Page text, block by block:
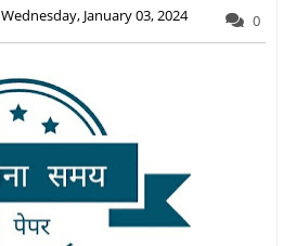
Wednesday, January 03, 2024 0